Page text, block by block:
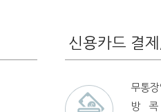
신용카드 결
무통
방 콕